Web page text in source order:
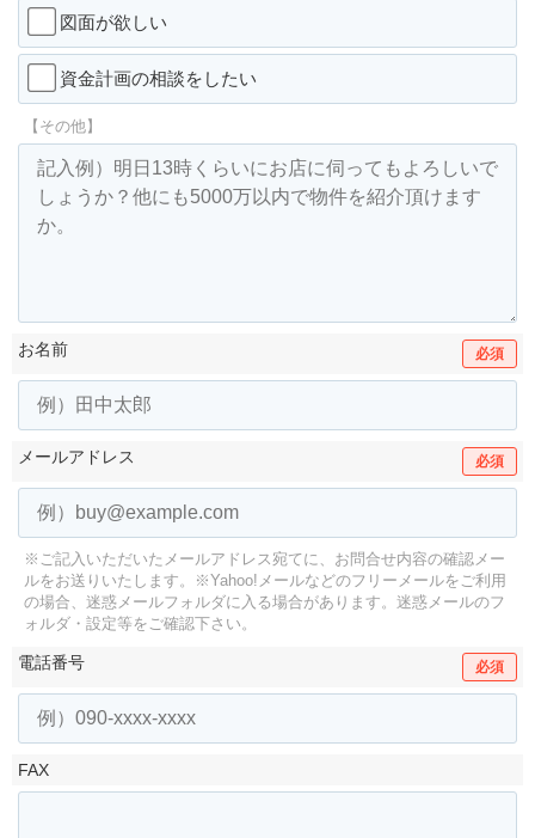
図面が欲しい
資金計画の相談をしたい
【その他】
お名前 必須
メールアドレス 必須
※ご記入いただいたメールアドレス宛てに、お問合せ内容の確認メー
ルをお送りいたします。
※Yahoo!メールなどのフリーメールをご利用
の場合、迷惑メールフォルダに入る場合があります。 迷惑メールのフ
ォルダ・設定等をご確認下さい。
電話番号 必須
FAX